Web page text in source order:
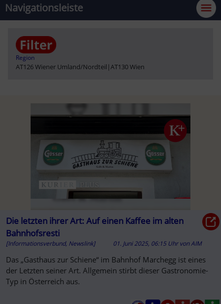
Navigationsleiste
Region
AT126 Wiener Umland/Nordteil |AT130 Wien
Die letzten ihrer Art: Auf einen Kaffee im alten
Bahnhofsresti
[Informationsverbund, Newslink] 01. Juni 2025, 06:15 Uhr vonAIM
Das „Gasthaus zur Schiene“ im Bahnhof Marchegg ist eines
der Letzten seiner Art. Allgemein stirbt dieser Gastronomie-
Typ in Österreich aus.